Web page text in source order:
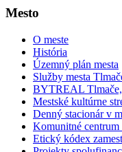
Mesto
O meste
História
Územný plán mesta
Služby mesta
BYTREAL Tlmače,
Mestské kultúrne
Denný stacionár v
Komunitné
Etický kódex